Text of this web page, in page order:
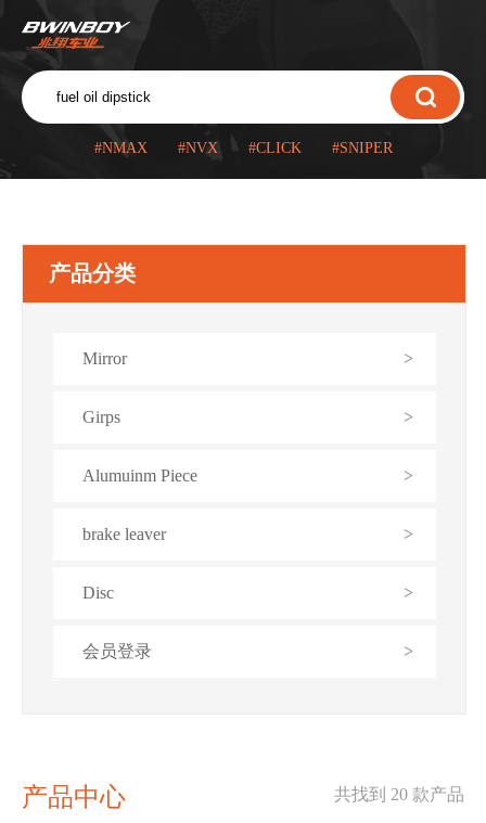
#NMAX #NVX #CLICK #SNIPER
产品分类
>
Mirror
>
Girps
>
Alumuinm Piece
>
brake leaver
>
Disc
>
会员登录
共找到 20 款产品
产品中心